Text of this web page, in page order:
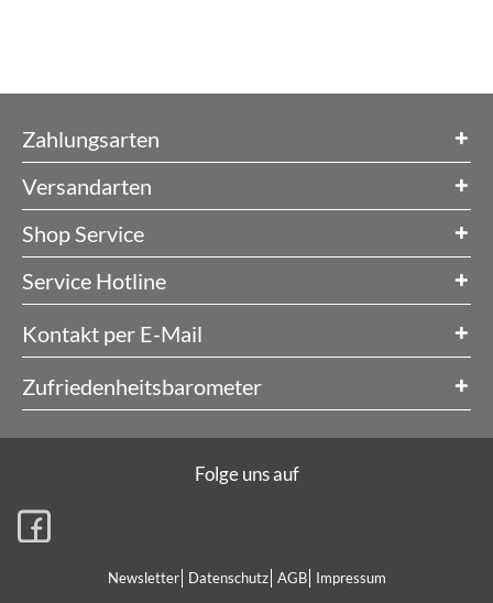
Zahlungsarten
Versandarten
Shop Service
Service Hotline
Kontakt per E-Mail
Zufriedenheitsbarometer
Newsletter Datenschutz AGB Impressum
Folge uns auf